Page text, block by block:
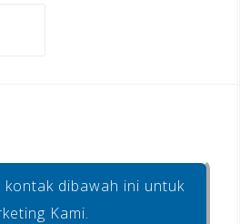
kontak dibawah ini untuk
Kami.